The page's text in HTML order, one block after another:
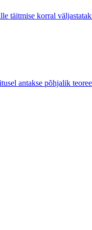
täitmise korral
antakse põhjalik